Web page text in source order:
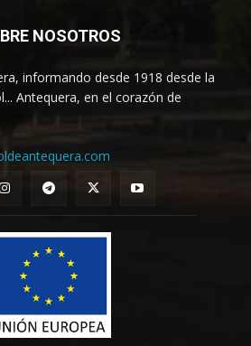
NOSOTROS
informando desde 1918 desde la
Antequera, en el corazón de